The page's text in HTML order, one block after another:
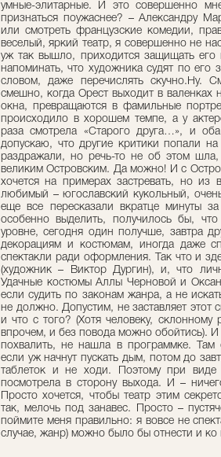
умные-элитарные. И это совершенно
признаться поужаснее? – Александру
или смотреть французские комедии,
веселый, яркий театр, я совершенно не
уж так вышло, приходится защищать его
напоминать, что художника судят по его
словом, даже перечислять скучно.Ну.
смешно, когда Орест выходит в валенках
окна, превращаются в фамильные
происходило в хорошем темпе, а у
раза смотрела «Старого друга…», и
допускаю, что другие критики попали
раздражали, но речь-то не об этом
великим Островским. Да можно! И с
хочется на примерах застревать, но из
любимый – югославский кукольный,
еще все пересказали вкратце минуты
особенно выделить, получилось бы,
уровне, сегодня один получше, завтра
декорациям и костюмам, иногда даже
спектакли ради оформления. Так что и
(художник – Виктор Дургин), и, что
Удачные костюмы Аллы Черновой и
если судить по законам жанра, а не
не должно. Допустим, не заставляет этот
и что с того? (Хотя человеку,
впрочем, и без повода можно обойтись).
похвалить, не нашла в программке. Там
если уж начнут пускать дым, потом до
таблеток и не ходи. Поэтому при виде
посмотрела в сторону выхода. И –
Просто хочется, чтобы театр этим
так, мелочь под занавес. Просто –
поймите меня правильно: я вовсе не
случае, жанр) можно было бы отнести и ко